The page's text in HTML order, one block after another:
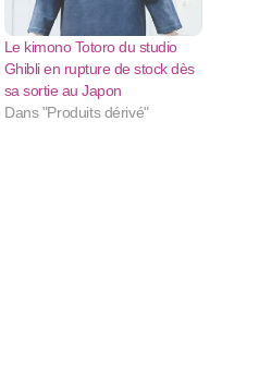
Le kimono Totoro du studio
Ghibli en rupture de stock dès
sa sortie au Japon
Dans "Produits dérivé"